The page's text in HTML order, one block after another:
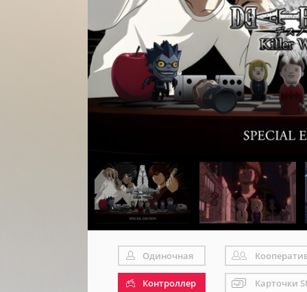
Одиночная
Контроллер Карточки